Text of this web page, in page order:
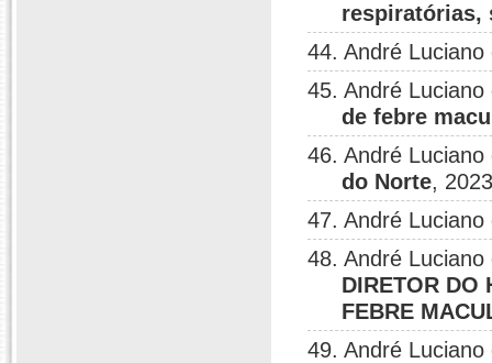
respiratórias,
44. André
45. André
de febre
46. André
do Norte,
47. André
48. André
DIRETOR DO
FEBRE
49. André